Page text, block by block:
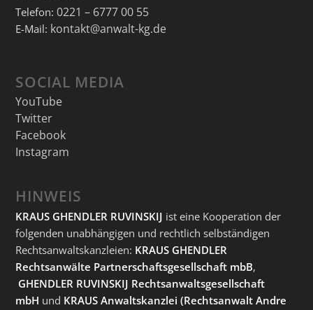
Telefon: 0221 – 6777 00 55
E-Mail: kontakt@anwalt-kg.de
SOCIAL MEDIA
YouTube
Twitter
Facebook
Instagram
HINWEIS
KRAUS GHENDLER RUVINSKIJ ist eine Kooperation der
folgenden unabhängigen und rechtlich selbständigen
Rechtsanwaltskanzleien: KRAUS GHENDLER
Rechtsanwälte Partnerschaftsgesellschaft mbB,
GHENDLER RUVINSKIJ Rechtsanwaltsgesellschaft
mbH und KRAUS Anwaltskanzlei (Rechtsanwalt Andre